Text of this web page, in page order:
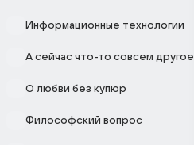
Информационные технологии
А сейчас что-то совсем другое
О любви без купюр
Философский вопрос